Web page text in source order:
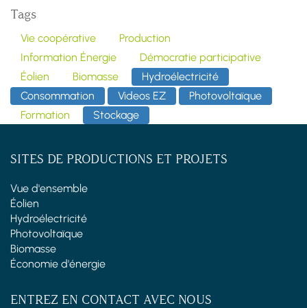
Tags
Vie coopérative
Production
Information Énergie
Démocratie participative
Éolien
Biomasse
Hydroélectricité
Consommation
Videos EZ
Photovoltaïque
Formation
Stockage
SITES DE PRODUCTIONS ET PROJETS
Vue d'ensemble
Éolien
Hydroélectricité
Photovoltaïque
Biomasse
Économie d'énergie
ENTREZ EN CONTACT AVEC NOUS